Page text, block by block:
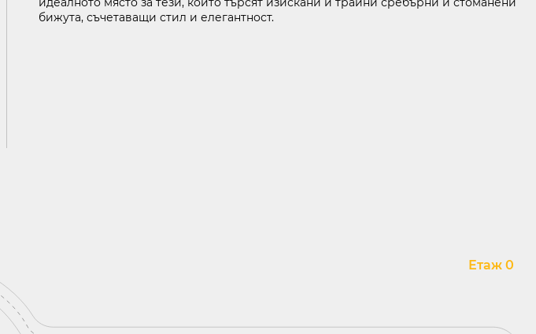
бижута, съчетаващи стил и елегантност.
Етаж 0
КАРТАТА